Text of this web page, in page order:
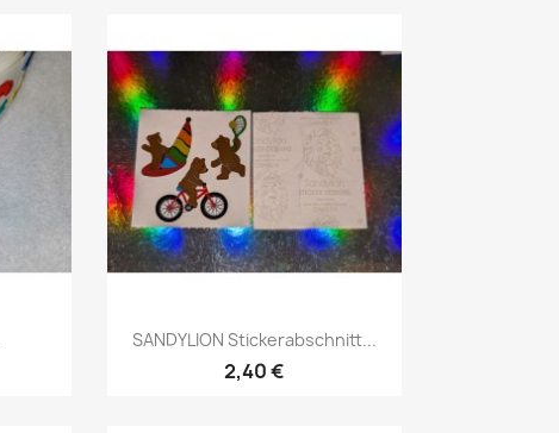
SANDYLION Stickerabschnitt...
2,40 €